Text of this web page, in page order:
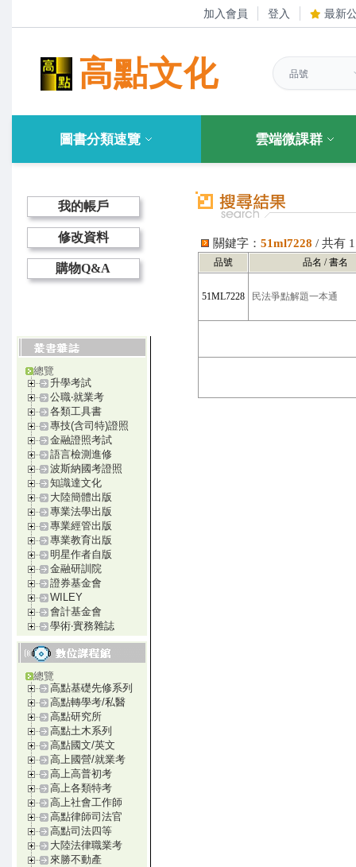
加入會員 登入 最新
高點文化
圖書分類速覽 雲端微課群
我的帳戶
修改資料
購物Q&A
總覽
升學考試
公職‧就業考
各類工具書
專技(含司特)證照
金融證照考試
語言檢測進修
波斯納國考證照
知識達文化
大陸簡體出版
專業法學出版
專業經管出版
專業教育出版
明星作者自版
金融研訓院
證券基金會
WILEY
會計基金會
學術‧實務雜誌
總覽
高點基礎先修系列
高點轉學考/私醫
高點研究所
高點土木系列
高點國文/英文
高上國營/就業考
高上高普初考
高上各類特考
高上社會工作師
高點律師司法官
高點司法四等
大陸法律職業考
來勝不動產
關鍵字： 51ml7228 / 共有
品號 品名 / 書名
51ML7228 民法爭點解題一本通